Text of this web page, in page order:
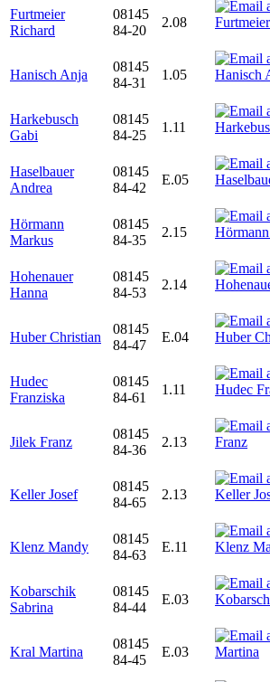
Furtmeier
Richard
08145
84-20
2.08
Hanisch Anja
08145
84-31
1.05
Harkebusch
Gabi
08145
84-25
1.11
Haselbauer
Andrea
08145
84-42
E.05
Hörmann
Markus
08145
84-35
2.15
Hohenauer
Hanna
08145
84-53
2.14
Huber Christian
08145
84-47
E.04
Hudec
Franziska
08145
84-61
1.11
Jilek Franz
08145
84-36
2.13
Keller Josef
08145
84-65
2.13
Klenz Mandy
08145
84-63
E.11
Kobarschik
Sabrina
08145
84-44
E.03
Kral Martina
08145
84-45
E.03